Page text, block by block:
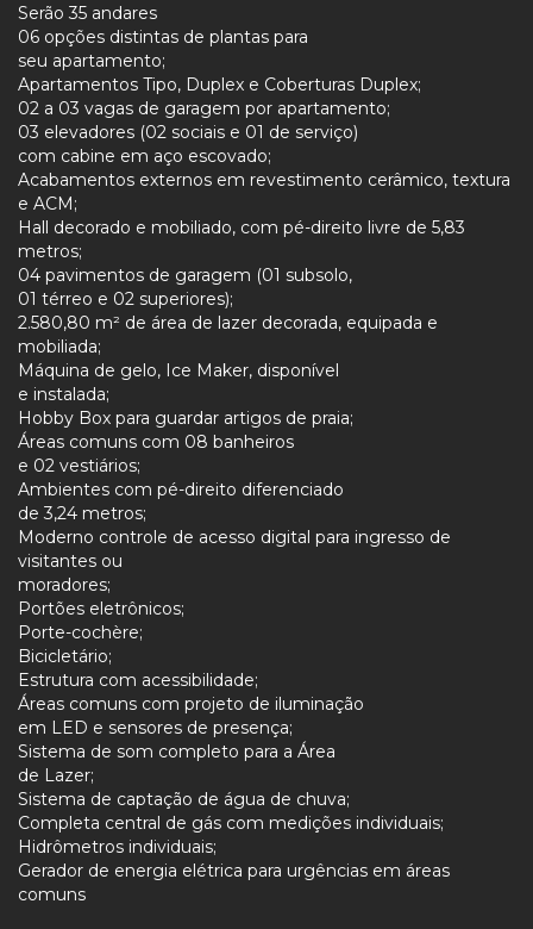
Serão 35 andares
06 opções distintas de plantas para
seu apartamento;
Apartamentos Tipo, Duplex e Coberturas Duplex;
02 a 03 vagas de garagem por apartamento;
03 elevadores (02 sociais e 01 de serviço)
com cabine em aço escovado;
Acabamentos externos em revestimento cerâmico, textura
e ACM;
Hall decorado e mobiliado, com pé-direito livre de 5,83
metros;
04 pavimentos de garagem (01 subsolo,
01 térreo e 02 superiores);
2.580,80 m² de área de lazer decorada, equipada e
mobiliada;
Máquina de gelo, Ice Maker, disponível
e instalada;
Hobby Box para guardar artigos de praia;
Áreas comuns com 08 banheiros
e 02 vestiários;
Ambientes com pé-direito diferenciado
de 3,24 metros;
Moderno controle de acesso digital para ingresso de
visitantes ou
moradores;
Portões eletrônicos;
Porte-cochère;
Bicicletário;
Estrutura com acessibilidade;
Áreas comuns com projeto de iluminação
em LED e sensores de presença;
Sistema de som completo para a Área
de Lazer;
Sistema de captação de água de chuva;
Completa central de gás com medições individuais;
Hidrômetros individuais;
Gerador de energia elétrica para urgências em áreas
comuns